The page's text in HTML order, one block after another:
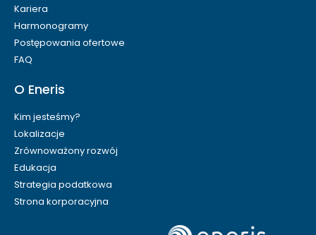
Kariera
Harmonogramy
Postępowania ofertowe
FAQ
O Eneris
Kim jesteśmy?
Lokalizacje
Zrównoważony rozwój
Edukacja
Strategia podatkowa
Strona korporacyjna